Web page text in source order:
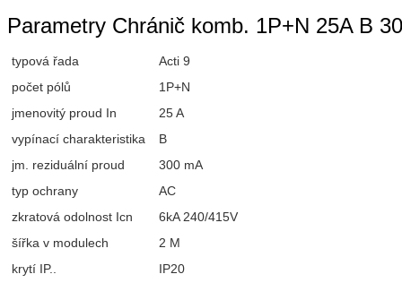
Parametry Chránič komb. 1P+N 25A B
typová řada
Acti 9
počet pólů
1P+N
jmenovitý proud In
25 A
vypínací charakteristika
B
jm. reziduální proud
300 mA
typ ochrany
AC
zkratová odolnost Icn
6kA 240/415V
šířka v modulech
2 M
krytí IP..
IP20